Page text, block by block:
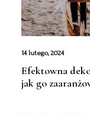
14 lutego, 2024
Efektowna
jak go